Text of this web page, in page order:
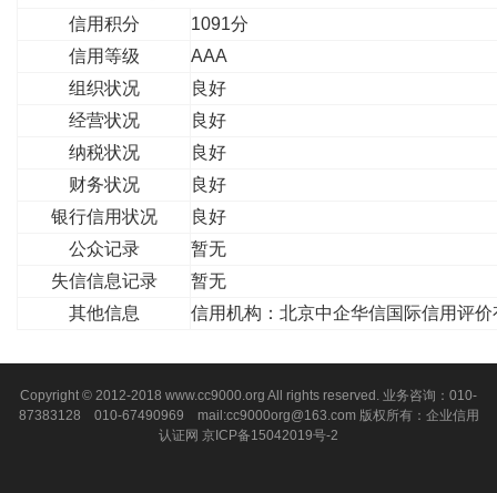
信用积分
1091分
信用等级
AAA
组织状况
良好
经营状况
良好
纳税状况
良好
财务状况
良好
银行信用状况
良好
公众记录
暂无
失信信息记录
暂无
其他信息
信用机构：北京中企华信国际信用评
Copyright © 2012-2018 www.cc9000.org All rights reserved. 业务咨询：010-
87383128 010-67490969 mail:cc9000org@163.com 版权所有：企业信用
认证网 京ICP备15042019号-2